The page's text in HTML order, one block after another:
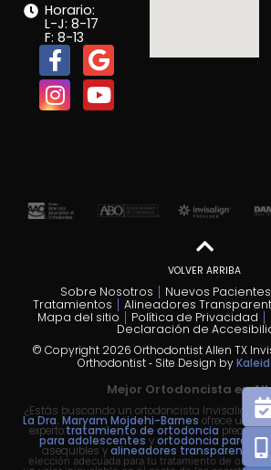
Horario:
L-J: 8-17
F: 8-13
VOLVER ARRIBA
Sobre Nosotros Nuevos Pacientes
Tratamientos
Alineadores
Mapa del sitio
Política de Privacidad
Declaración de
© Copyright 2026 Orthodontist Allen TX
Orthodontist ⁃ Site Design by
Mejor Ortodoncista en
¿Estás buscando un ortodoncista Invisalign
La Dra. Maryam Mojdehi-Barnes ofrece un
experto:tratamiento de ortodoncia precoz
para adolescentes yortodoncia para
asequibles yalineadores transparentes
elección adecuada para tu tratamiento de